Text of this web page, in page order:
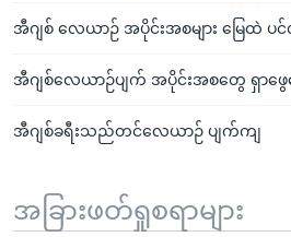
အီဂျစ် လေယာဉ် အပိုင်းအစများ မြေထဲ
အီဂျစ်လေယာဉ်ပျက် အပိုင်းအစတွေ ရှာဖွ
အီဂျစ်ခရီးသည်တင်လေယာဉ် ပျက်ကျ
အခြားဖတ်ရှုစရာများ